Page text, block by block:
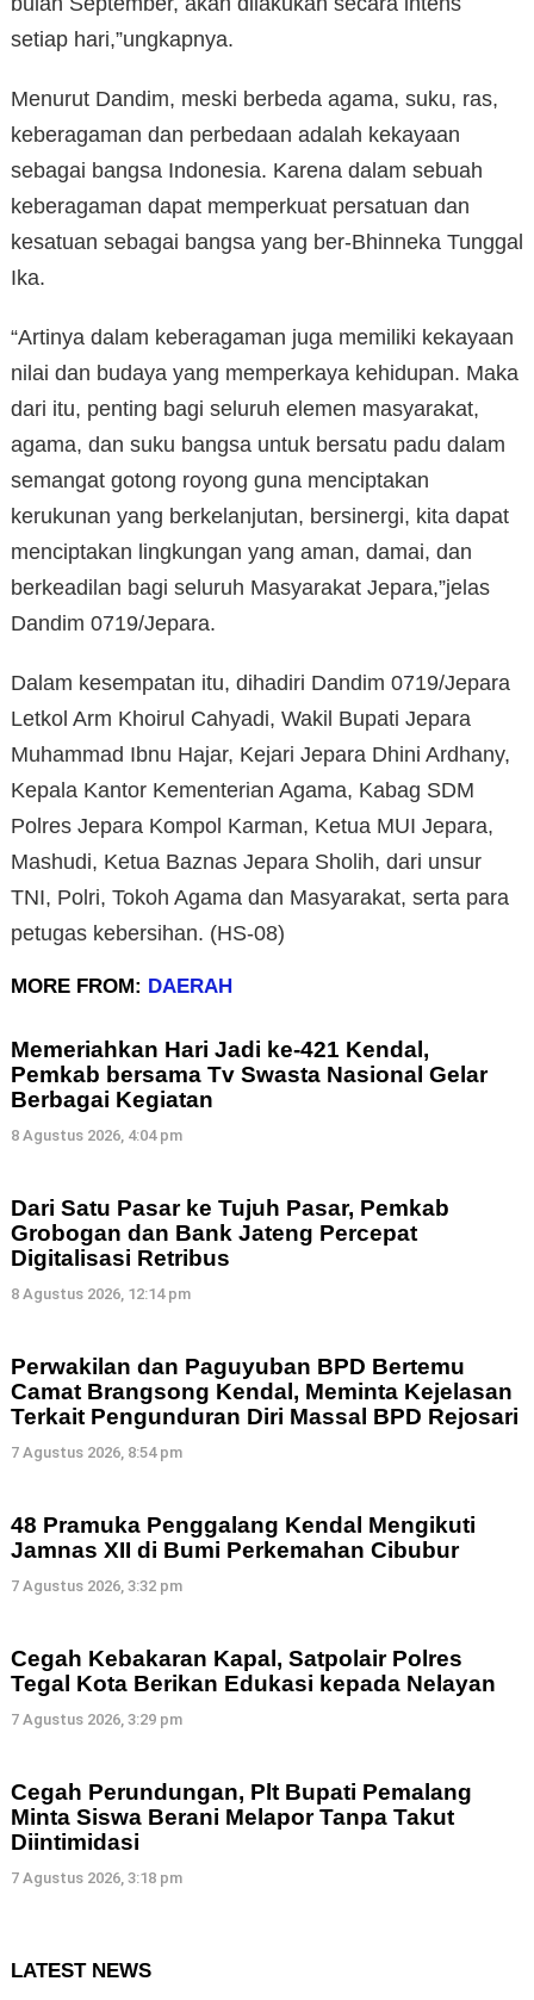
setiap hari,”ungkapnya.
Menurut Dandim, meski berbeda agama, suku, ras,
keberagaman dan perbedaan adalah kekayaan
sebagai bangsa Indonesia. Karena dalam sebuah
keberagaman dapat memperkuat persatuan dan
kesatuan sebagai bangsa yang ber-Bhinneka Tunggal
Ika.
“Artinya dalam keberagaman juga memiliki kekayaan
nilai dan budaya yang memperkaya kehidupan. Maka
dari itu, penting bagi seluruh elemen masyarakat,
agama, dan suku bangsa untuk bersatu padu dalam
semangat gotong royong guna menciptakan
kerukunan yang berkelanjutan, bersinergi, kita dapat
menciptakan lingkungan yang aman, damai, dan
berkeadilan bagi seluruh Masyarakat Jepara,”jelas
Dandim 0719/Jepara.
Dalam kesempatan itu, dihadiri Dandim 0719/Jepara
Letkol Arm Khoirul Cahyadi, Wakil Bupati Jepara
Muhammad Ibnu Hajar, Kejari Jepara Dhini Ardhany,
Kepala Kantor Kementerian Agama, Kabag SDM
Polres Jepara Kompol Karman, Ketua MUI Jepara,
Mashudi, Ketua Baznas Jepara Sholih, dari unsur
TNI, Polri, Tokoh Agama dan Masyarakat, serta para
petugas kebersihan. (HS-08)
MORE FROM: DAERAH
Memeriahkan Hari Jadi ke-421 Kendal,
Pemkab bersama Tv Swasta Nasional Gelar
Berbagai Kegiatan
8 Agustus 2026, 4:04 pm
Dari Satu Pasar ke Tujuh Pasar, Pemkab
Grobogan dan Bank Jateng Percepat
Digitalisasi Retribus
8 Agustus 2026, 12:14 pm
Perwakilan dan Paguyuban BPD Bertemu
Camat Brangsong Kendal, Meminta Kejelasan
Terkait Pengunduran Diri Massal BPD Rejosari
7 Agustus 2026, 8:54 pm
48 Pramuka Penggalang Kendal Mengikuti
Jamnas XII di Bumi Perkemahan Cibubur
7 Agustus 2026, 3:32 pm
Cegah Kebakaran Kapal, Satpolair Polres
Tegal Kota Berikan Edukasi kepada Nelayan
7 Agustus 2026, 3:29 pm
Cegah Perundungan, Plt Bupati Pemalang
Minta Siswa Berani Melapor Tanpa Takut
Diintimidasi
7 Agustus 2026, 3:18 pm
LATEST NEWS